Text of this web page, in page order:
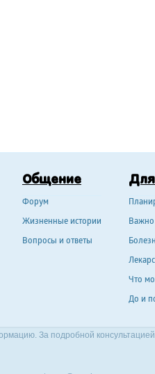
Общение
Форум
Жизненные истории
Вопросы и ответы
Важно
Что
До и
За подробной